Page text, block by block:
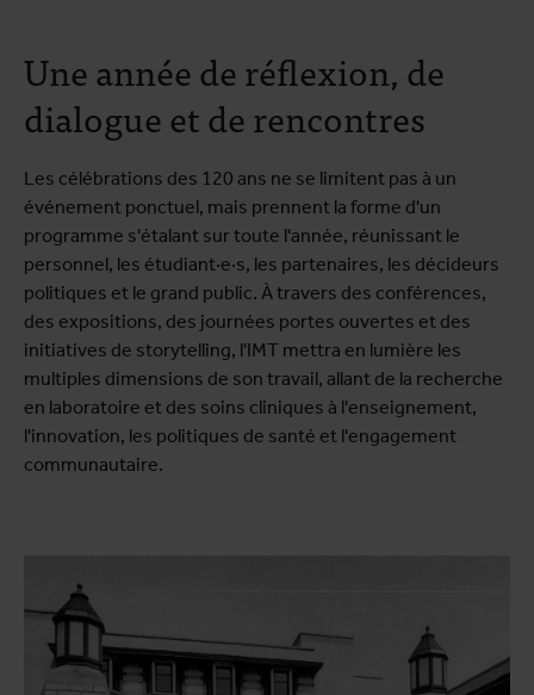
Une année de réflexion, de
dialogue et de rencontres
Les célébrations des 120 ans ne se limitent pas à un
événement ponctuel, mais prennent la forme d'un
programme s'étalant sur toute l'année, réunissant le
personnel, les étudiant·e·s, les partenaires, les décideurs
politiques et le grand public. À travers des conférences,
des expositions, des journées portes ouvertes et des
initiatives de storytelling, l'IMT mettra en lumière les
multiples dimensions de son travail, allant de la recherche
en laboratoire et des soins cliniques à l'enseignement,
l'innovation, les politiques de santé et l'engagement
communautaire.